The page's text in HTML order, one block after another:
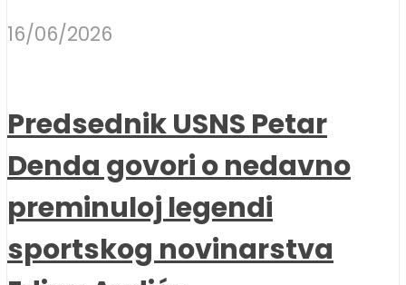
16/06/2026
Predsednik USNS Petar
Denda govori o nedavno
preminuloj legendi
sportskog novinarstva